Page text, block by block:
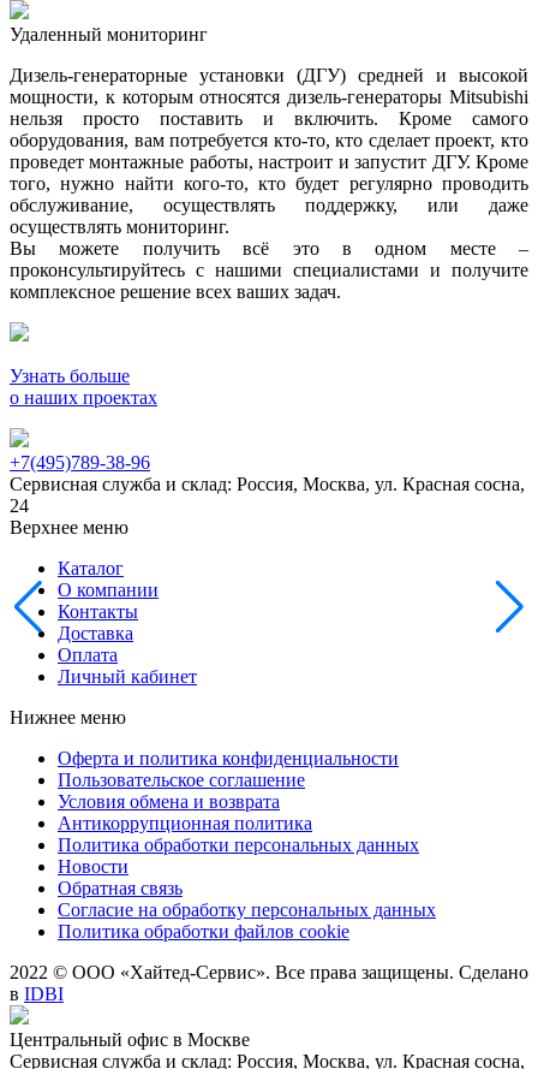
Удаленный мониторинг
Дизель-генераторные установки (ДГУ) средней и высокой
мощности, к которым относятся дизель-генераторы Mitsubishi
нельзя просто поставить и включить. Кроме самого
оборудования, вам потребуется кто-то, кто сделает проект, кто
проведет монтажные работы, настроит и запустит ДГУ. Кроме
того, нужно найти кого-то, кто будет регулярно проводить
обслуживание, осуществлять поддержку, или даже
осуществлять мониторинг.
Вы можете получить всё это в одном месте –
проконсультируйтесь с нашими специалистами и получите
комплексное решение всех ваших задач.
Узнать больше
о наших проектах
+7(495)789-38-96
Сервисная служба и склад: Россия, Москва, ул. Красная сосна,
24
Верхнее меню
Каталог
О компании
Контакты
Доставка
Оплата
Личный кабинет
Нижнее меню
Оферта и политика конфиденциальности
Пользовательское соглашение
Условия обмена и возврата
Антикоррупционная политика
Политика обработки персональных данных
Новости
Обратная связь
Согласие на обработку персональных данных
Политика обработки файлов cookie
2022 © ООО «Хайтед-Сервис». Все права защищены. Сделано
в IDBI
Центральный офис в Москве
Сервисная служба и склад: Россия, Москва, ул. Красная сосна,